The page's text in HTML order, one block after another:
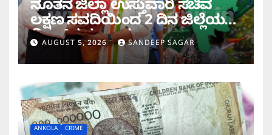
ನೂತನ ಜಿಲ್ಲಾ ಉಸ್ತುವಾರಿ ಸಚಿವ
ಲಕ್ಷಣ ಸವದಿಯಿಂದ 2 ದಿನ ಜಿಲ್ಲೆಯಲ್ಲಿ
ಮಿಂಚಿನ ಸಂಚಾರ
AUGUST 5, 2026 SANDEEP SAGAR
ANKOLA CRIME